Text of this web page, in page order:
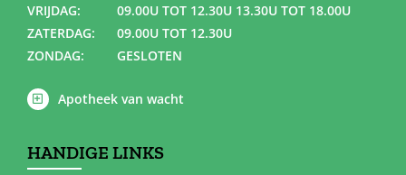
VRIJDAG:
09.00U TOT 12.30U 13.30U TOT 18.00U
ZATERDAG:
09.00U TOT 12.30U
ZONDAG:
GESLOTEN
Apotheek van wacht
HANDIGE LINKS